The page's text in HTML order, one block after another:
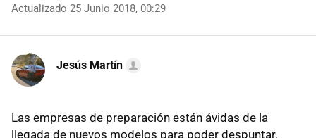
Actualizado 25 Junio 2018, 00:29
Jesús Martín
Las empresas de preparación están ávidas de la
llegada de nuevos modelos para poder despuntar,